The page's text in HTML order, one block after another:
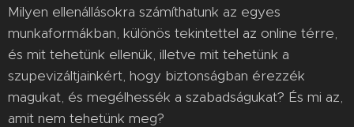
Milyen ellenállásokra számíthatunk az egyes
munkaformákban, különös tekintettel az online térre,
és mit tehetünk ellenük, illetve mit tehetünk a
szupevizáltjainkért, hogy biztonságban érezzék
magukat, és megélhessék a szabadságukat? És mi az,
amit nem tehetünk meg?